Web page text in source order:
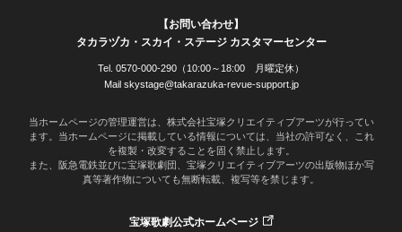
【お問い合わせ】
タカラヅカ・スカイ・ステージ カスタマーセンター
Tel. 0570-000-290（10:00～18:00 月曜定休）
Mail skystage@takarazuka-revue-support.jp
当ホームページの管理運営は、株式会社宝塚クリエイティブアーツが行ってい
ます。当ホームページに掲載している情報については、当社の許可なく、これ
を複製・改変することを固く禁止します。
また、阪急電鉄並びに宝塚歌劇団、宝塚クリエイティブアーツの出版物ほか写
真等著作物についても無断転載、複写等を禁じます。
宝塚歌劇公式ホームページ